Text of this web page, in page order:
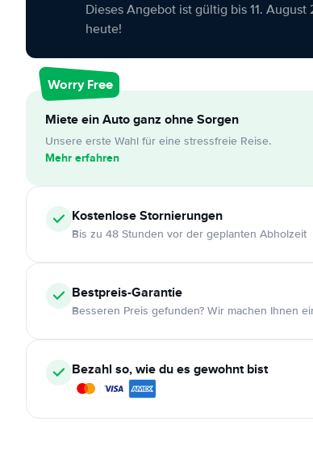
Dieses Angebot ist gültig bis 11.
heute!
Worry Free
Miete ein Auto ganz ohne Sorgen
Unsere erste Wahl für eine stressfreie Reise.
Mehr erfahren
KostenloseStornierungen
Bis zu 48 Stunden vor der geplanten Abholzeit
Bestpreis-Garantie
Besseren Preis gefunden? Wir machen Ihnen
Bezahl so, wie du es gewohnt bist